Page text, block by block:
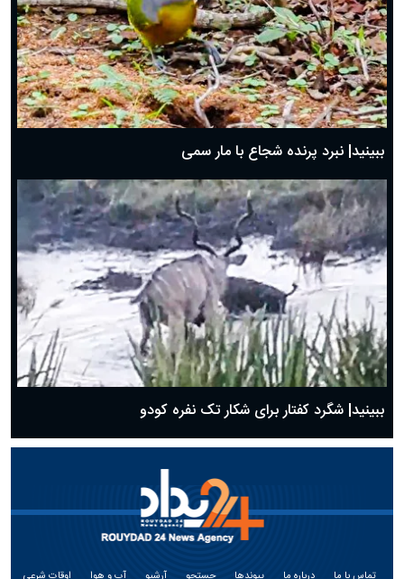
ببینید| نبرد پرنده شجاع با مار سمی
ببینید| شگرد کفتار برای شکار تک نفره کودو